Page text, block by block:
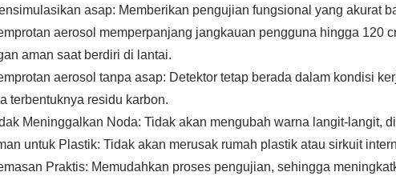
asap: Memberikan pengujian fungsional yang akurat
aerosol memperpanjang jangkauan pengguna hingga 120
aman saat berdiri di lantai.
aerosol tanpa asap: Detektor tetap berada dalam kondisi
terbentuknya residu karbon.
Meninggalkan Noda: Tidak akan mengubah warna langit-langit,
untuk Plastik: Tidak akan merusak rumah plastik atau sirkuit
Praktis: Memudahkan proses pengujian, sehingga